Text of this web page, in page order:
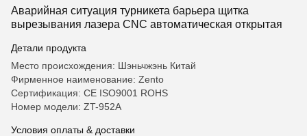
Аварийная ситуация турникета барьера щитка
вырезывания лазера CNC автоматическая открытая
Детали продукта
Место происхождения: Шэньчжэнь Китай
Фирменное наименование: Zento
Сертификация: CE ISO9001 ROHS
Номер модели: ZT-952A
Условия оплаты & доставки